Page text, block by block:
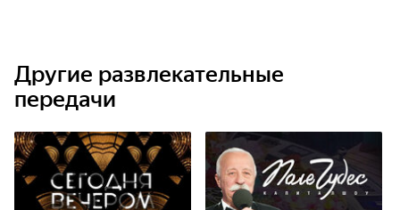
Другие развлекательные
передачи